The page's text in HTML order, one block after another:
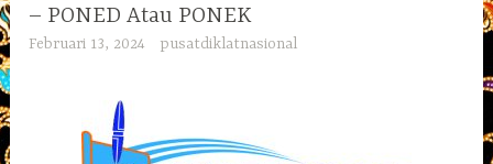
– PONED Atau PONEK
Februari 13, 2024 pusatdiklatnasional